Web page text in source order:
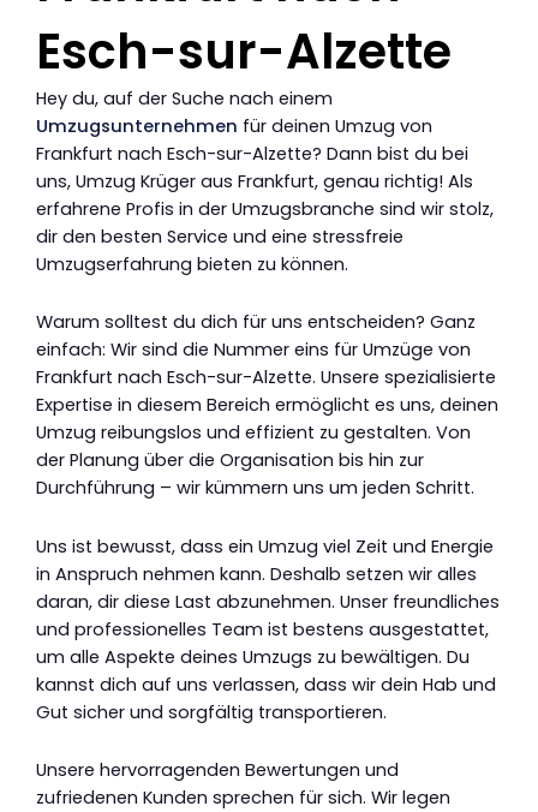
Esch-sur-Alzette
Hey du, auf der Suche nach einem
Umzugsunternehmen für deinen Umzug von
Frankfurt nach Esch-sur-Alzette? Dann bist du bei
uns, Umzug Krüger aus Frankfurt, genau richtig! Als
erfahrene Profis in der Umzugsbranche sind wir stolz,
dir den besten Service und eine stressfreie
Umzugserfahrung bieten zu können.
Warum solltest du dich für uns entscheiden? Ganz
einfach: Wir sind die Nummer eins für Umzüge von
Frankfurt nach Esch-sur-Alzette. Unsere spezialisierte
Expertise in diesem Bereich ermöglicht es uns, deinen
Umzug reibungslos und effizient zu gestalten. Von
der Planung über die Organisation bis hin zur
Durchführung – wir kümmern uns um jeden Schritt.
Uns ist bewusst, dass ein Umzug viel Zeit und Energie
in Anspruch nehmen kann. Deshalb setzen wir alles
daran, dir diese Last abzunehmen. Unser freundliches
und professionelles Team ist bestens ausgestattet,
um alle Aspekte deines Umzugs zu bewältigen. Du
kannst dich auf uns verlassen, dass wir dein Hab und
Gut sicher und sorgfältig transportieren.
Unsere hervorragenden Bewertungen und
zufriedenen Kunden sprechen für sich. Wir legen